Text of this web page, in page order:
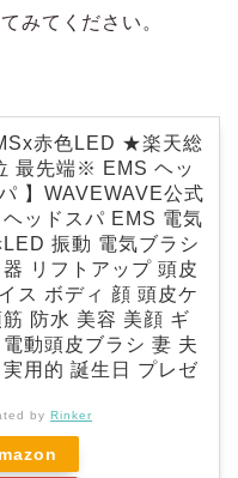
みてください。
赤色LED ★楽天総
最先端※ EMS ヘッ
】WAVEWAVE公式
ヘッドスパ EMS 電気
振動 電気ブラシ
リフトアップ 頭皮
ス ボディ 顔 頭皮ケ
筋 防水 美容 美顔 ギ
動頭皮ブラシ 妻 夫
用的 誕生日 プレゼ
by Rinker